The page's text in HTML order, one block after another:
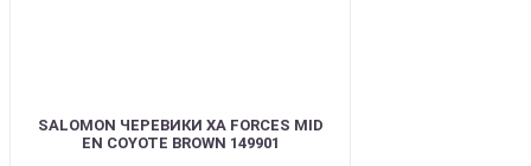
SALOMON ЧЕРЕВИКИ XA FORCES MID
EN COYOTE BROWN 149901